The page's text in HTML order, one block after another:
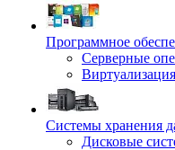
Программное
Серверные
Виртуализация
Системы хранения
Дисковые